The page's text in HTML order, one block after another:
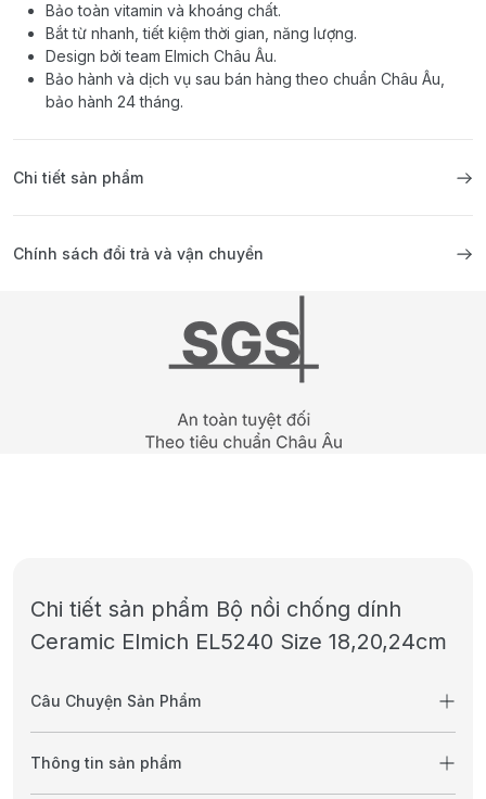
Bảo toàn vitamin và khoáng chất.
Bắt từ nhanh, tiết kiệm thời gian, năng lượng.
Design bởi team Elmich Châu Âu.
Bảo hành và dịch vụ sau bán hàng theo chuẩn Châu Âu,
bảo hành 24 tháng.
Chi tiết sản phẩm
Chính sách đổi trả và vận chuyển
Chi tiết sản phẩm Bộ nồi chống dính
Ceramic Elmich EL5240 Size 18,20,24cm
Câu Chuyện Sản Phẩm
Thông tin sản phẩm